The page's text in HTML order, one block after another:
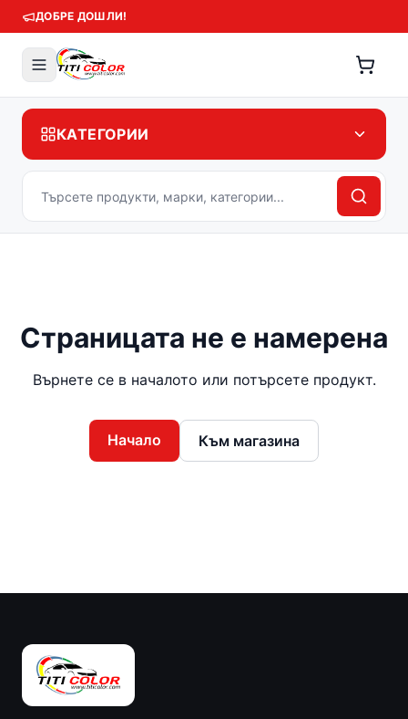
ДОБРЕ ДОШЛИ!
КАТЕГОРИИ
Страницата не е намерена
Върнете се в началото или потърсете продукт.
Начало Към магазина